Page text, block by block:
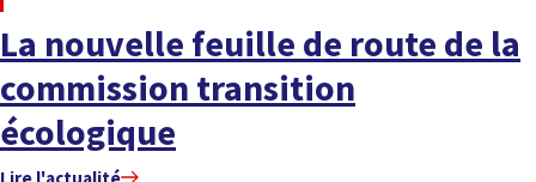
La nouvelle feuille de route de la
commission transition
écologique
Lire l'actualité